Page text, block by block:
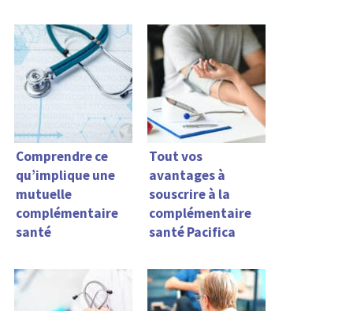
Comprendre ce
qu’implique une
mutuelle
complémentaire
santé
Tout vos
avantages à
souscrire à la
complémentaire
santé Pacifica